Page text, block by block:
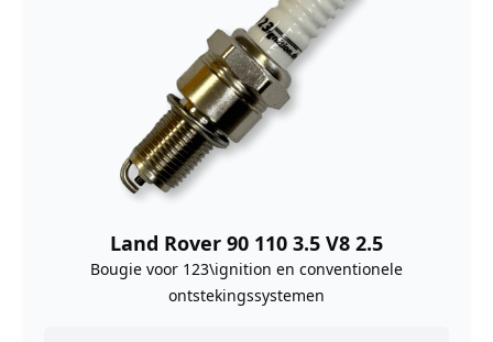
Land Rover 90 110 3.5 V8 2.5
Bougie voor 123\ignition en conventionele
ontstekingssystemen